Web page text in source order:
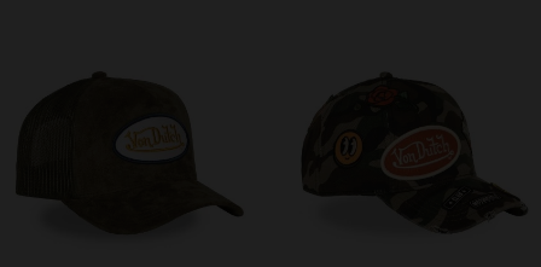
TAILLES DISPONIBLES
TU
TAILLES DISPONIBLES